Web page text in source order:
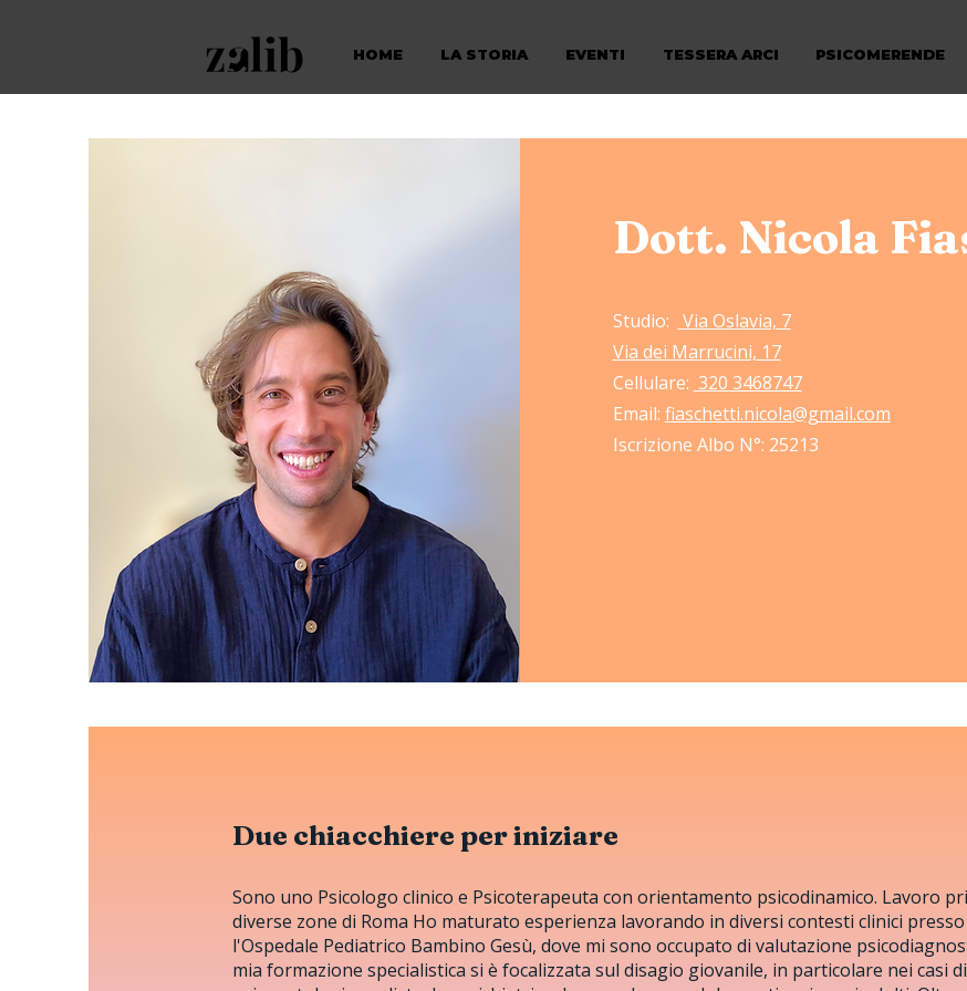
HOME LA STORIA EVENTI TESSERA ARCI PSICOMERENDE
Dott. Nicola
Studio: Via Oslavia, 7
Via dei Marrucini, 17
Cellulare: 320 3468747
Email: fiaschetti.nicola@gmail.com
Iscrizione Albo N°: 25213
Due chiacchiere per iniziare
Sono uno Psicologo clinico e Psicoterapeuta con orientamento psicodinamico. Lavoro
diverse zone di Roma Ho maturato esperienza lavorando in diversi contesti clinici presso
l'Ospedale Pediatrico Bambino Gesù, dove mi sono occupato di valutazione
mia formazione specialistica si è focalizzata sul disagio giovanile, in particolare nei casi